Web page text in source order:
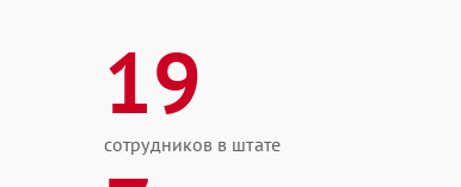
19
сотрудников в штате